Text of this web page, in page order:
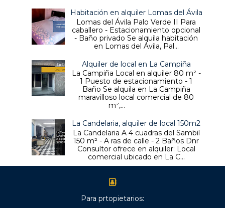
Habitación en alquiler Lomas del Ávila
Lomas del Ávila Palo Verde II Para
caballero - Estacionamiento opcional
- Baño privado Se alquila habitación
en Lomas del Ávila, Pal...
Alquiler de local en La Campiña
La Campiña Local en alquiler 80 m² -
1 Puesto de estacionamiento - 1
Baño Se alquila en La Campiña
maravilloso local comercial de 80
m²,...
La Candelaria, alquiler de local 150m2
La Candelaria A 4 cuadras del Sambil
150 m² - A ras de calle - 2 Baños Dnr
Consultor ofrece en alquiler: Local
comercial ubicado en La C...
Para prtopietarios: